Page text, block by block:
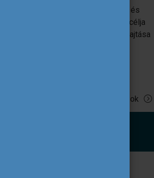
Az EU oktatást, képzést, ifjúságügyet és
sportot támogató programja. Egyik fő célja
az uniós ifjúsági szakpolitikák végrehajtása
Tovább olvasok